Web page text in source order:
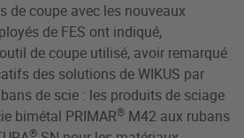
de coupe avec les nouveaux
de FES ont indiqué,
de coupe utilisé, avoir remarqué
des solutions de WIKUS par
de scie : les produits de sciage
bimétal PRIMAR® M42 aux rubans
®